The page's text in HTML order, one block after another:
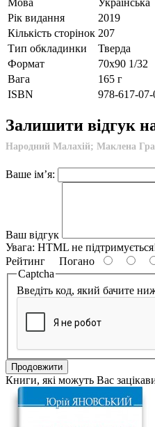
Рік видання
2019
Кількість сторінок 207
Тип обкладинки
Тверда
Формат
70х90 1/32
Вага
165 г
ISBN
978-617-
Залишити відгук
Народний Малахій; Маклена
Ваше ім’я:
Ваш відгук
Увага: HTML не
Рейтинг Погано
Captcha
Введіть код, який бачите
Продовжити
Книги, які можуть Вас